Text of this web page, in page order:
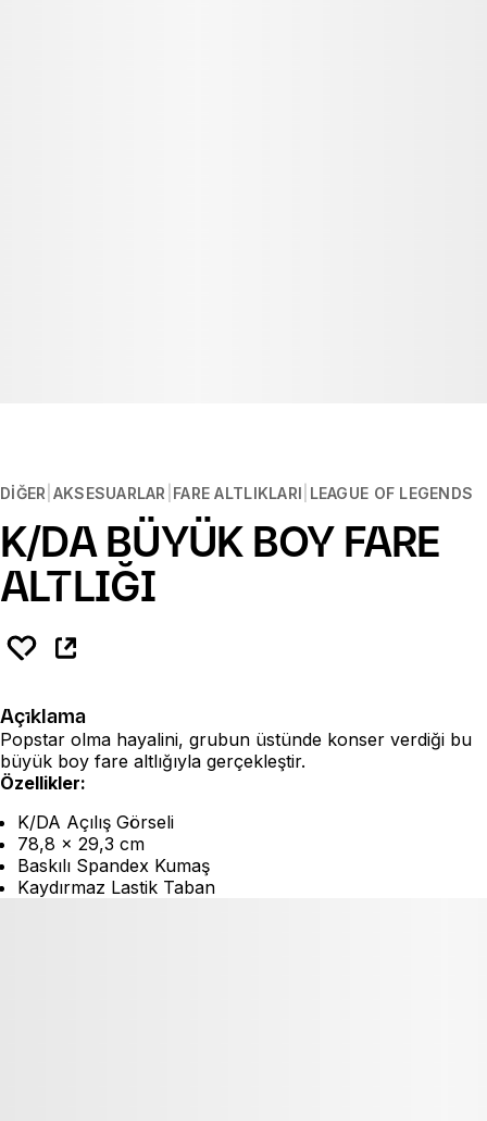
DIĞER AKSESUARLAR FARE ALTLIKLARI LEAGUE OF LEGENDS
K/DA BÜYÜK BOY FARE
ALTLIĞI
Açıklama
Popstar olma hayalini, grubun üstünde konser verdiği bu
büyük boy fare altlığıyla gerçekleştir.
Özellikler:
K/DA Açılış Görseli
78,8 x 29,3 cm
Baskılı Spandex Kumaş
Kaydırmaz Lastik Taban